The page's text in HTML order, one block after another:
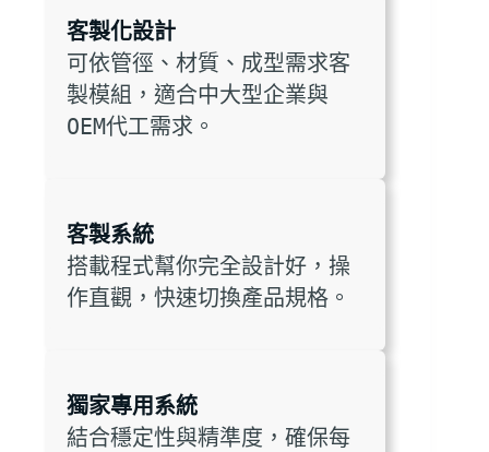
客製化設計
可依管徑、材質、成型需求客
製模組，適合中大型企業與
OEM代工需求。
客製系統
搭載程式幫你完全設計好，操
作直觀，快速切換產品規格。
獨家專用系統
結合穩定性與精準度，確保每